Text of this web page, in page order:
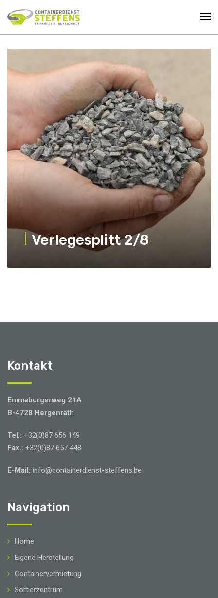
Verlegesplitt 2/8
Kontakt
Emmaburgerweg 21A
B-4728 Hergenrath
Tel.: +32(0)87 656 149
Fax.: +32(0)87 657 448
E-Mail: info@containerdienst-steffens.be
Navigation
Home
Eigene Herstellung
Containervermietung
Sortierzentrum